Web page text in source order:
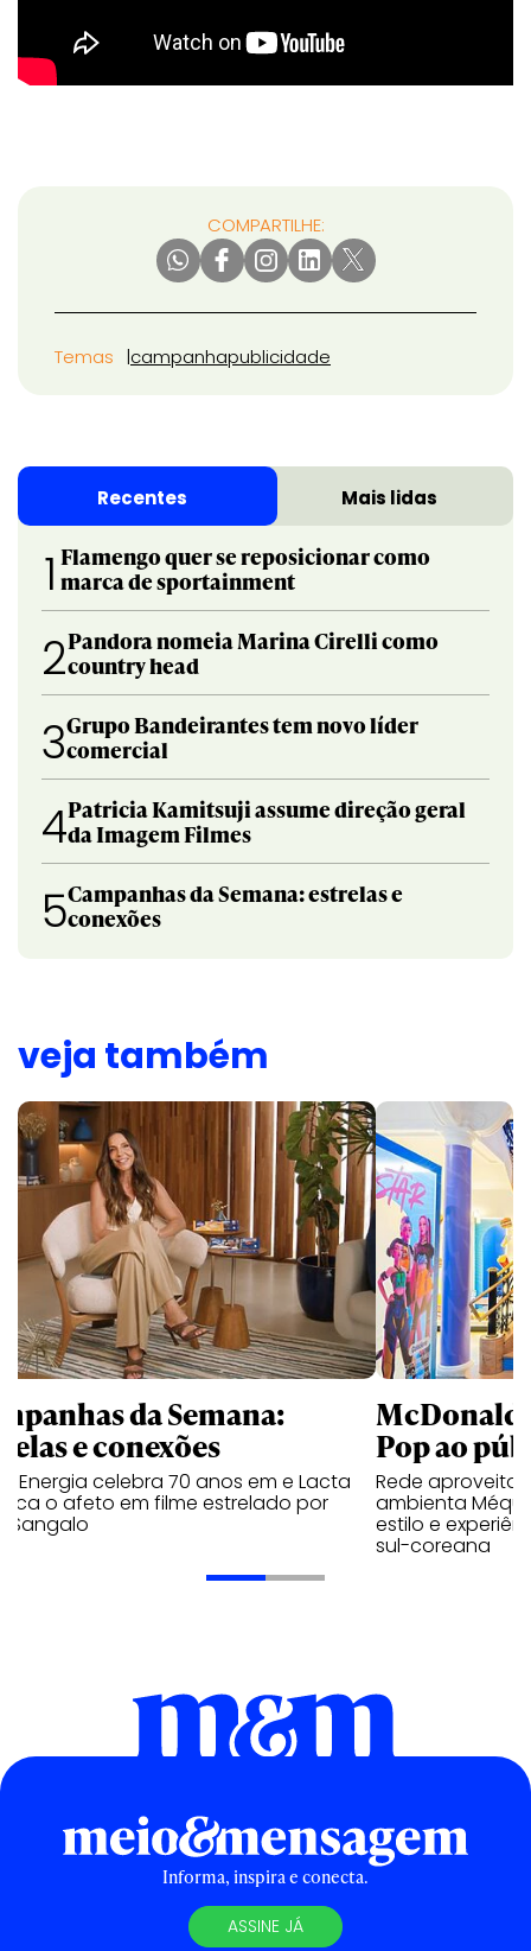
COMPARTILHE:
Temas campanhapublicidade
Recentes Mais lidas
1 Flamengo quer se reposicionar como
marca de sportainment
2Pandora nomeia Marina Cirelli como
country head
3Grupo Bandeirantes tem novo líder
comercial
4Patricia Kamitsuji assume direção geral
da Imagem Filmes
5Campanhas da Semana: estrelas e
conexões
veja também
da Semana:
e conexões
Energia celebra 70 anos em e Lacta
o afeto em filme estrelado por
Sangalo
Pop ao
Rede aproveita
ambienta Méqui
estilo e
sul-coreana
Informa, inspira e conecta.
ASSINE JÁ